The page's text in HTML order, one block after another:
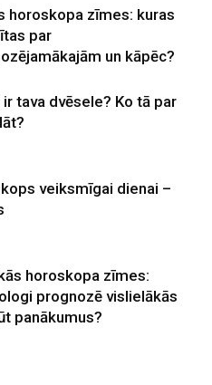
horoskopa zīmes: kuras
par
un kāpēc?
ir tava dvēsele? Ko tā par
veiksmīgai dienai –
horoskopa zīmes:
prognozē vislielākās
panākumus?